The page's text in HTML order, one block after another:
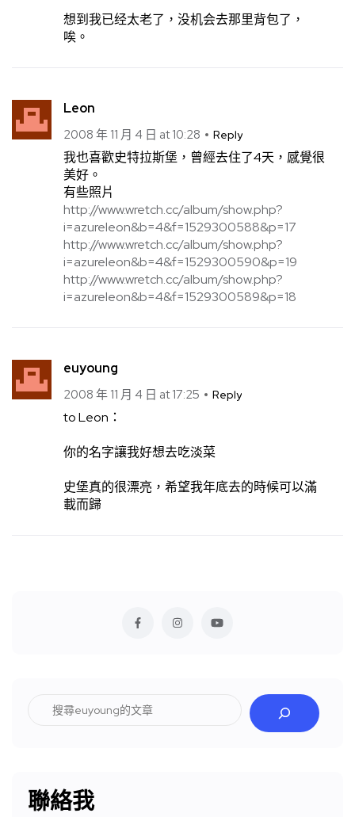
想到我已经太老了，没机会去那里背包了，
唉。
Leon
2008 年 11 月 4 日 at 10:28 Reply
我也喜歡史特拉斯堡，曾經去住了4天，感覺很
美好。
有些照片
http://www.wretch.cc/album/show.php?
i=azureleon&b=4&f=1529300588&p=17
http://www.wretch.cc/album/show.php?
i=azureleon&b=4&f=1529300590&p=19
http://www.wretch.cc/album/show.php?
i=azureleon&b=4&f=1529300589&p=18
euyoung
2008 年 11 月 4 日 at 17:25 Reply
to Leon：
你的名字讓我好想去吃淡菜
史堡真的很漂亮，希望我年底去的時候可以滿
載而歸
聯絡我